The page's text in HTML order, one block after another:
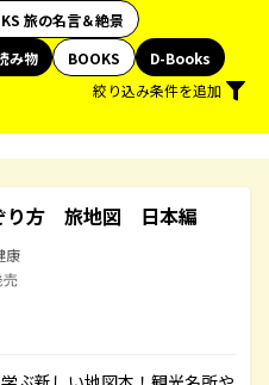
旅の名言＆絶景
み物 BOOKS
D-Books
絞り込み条件を追加
り方 旅地図 日本編
康
売